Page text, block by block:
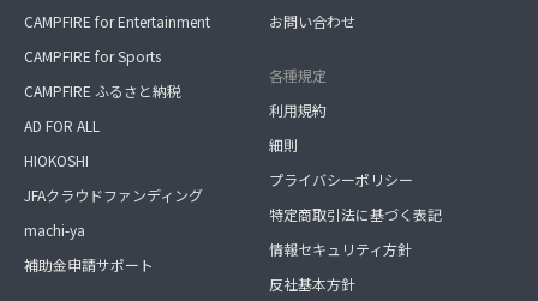
CAMPFIRE for Entertainment
CAMPFIRE for Sports
CAMPFIRE ふるさと納税
AD FOR ALL
HIOKOSHI
JFAクラウドファンディング
machi-ya
補助金申請サポート
お問い合わせ
各種規定
利用規約
細則
プライバシーポリシー
特定商取引法に基づく表記
情報セキュリティ方針
反社基本方針